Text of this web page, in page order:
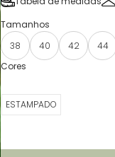
38 40 42 44
ESTAMPADO